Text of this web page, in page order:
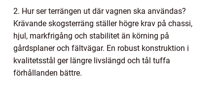
2. Hur ser terrängen ut där vagnen ska användas?
Krävande skogsterräng ställer högre krav på chassi,
hjul, markfrigång och stabilitet än körning på
gårdsplaner och fältvägar. En robust konstruktion i
kvalitetsstål ger längre livslängd och tål tuffa
förhållanden bättre.